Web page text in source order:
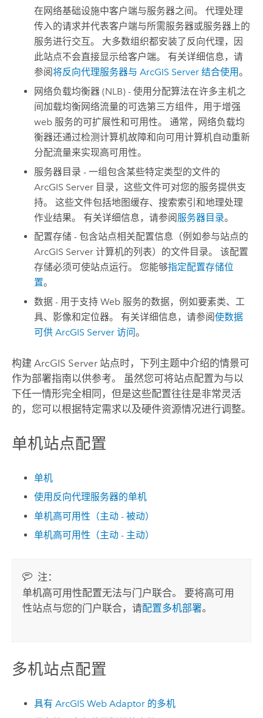
在网络基础设施中客户端与服务器之间。 代理处理
传入的请求并代表客户端与所需服务器或服务器上的
服务进行交互。 大多数组织都安装了反向代理，因
此站点不会直接显示给客户端。 有关详细信息，请
参阅将反向代理服务器与ArcGIS Server 结合使用。
网络负载均衡器 (NLB) - 使用分配算法在许多主机之
间加载均衡网络流量的可选第三方组件，用于增强
web 服务的可扩展性和可用性。 通常，网络负载均
衡器还通过检测计算机故障和向可用计算机自动重新
分配流量来实现高可用性。
服务器目录 - 一组包含某些特定类型的文件的
ArcGIS Server 目录，这些文件可对您的服务提供支
持。 这些文件包括地图缓存、搜索索引和地理处理
作业结果。 有关详细信息，请参阅服务器目录。
配置存储 - 包含站点相关配置信息（例如参与站点的
ArcGIS Server 计算机的列表）的文件目录。 该配置
存储必须可使站点运行。 您能够指定配置存储位
置。
数据 - 用于支持 Web 服务的数据，例如要素类、工
具、影像和定位器。 有关详细信息，请参阅使数据
可供ArcGIS Server 访问。
构建 ArcGIS Server站点时，下列主题中介绍的情景可
作为部署指南以供参考。 虽然您可将站点配置为与以
下任一情形完全相同，但是这些配置往往是非常灵活
的，您可以根据特定需求以及硬件资源情况进行调整。
单机站点配置
单机
使用反向代理服务器的单机
单机高可用性（主动 - 被动）
单机高可用性（主动 - 主动）
注：
单机高可用性配置无法与门户联合。 要将高可用
性站点与您的门户联合，请配置多机部署。
多机站点配置
具有ArcGIS Web Adaptor 的多机